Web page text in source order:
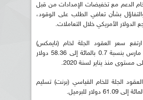
الدعم مع تخفيضات الإمدادات من قبل
بشأن تعافي الطلب على الوقود،
الدولار الأمريكي خلال التعاملات.
سعر العقود الجلة لخام (نايمكس)
الأمريكي تسليم مارس بنسبة 0.7 بالمائة إلى 58.36 دولار
مستوى منذ يناير لسنة 2020.
الجلة للخام القياسي (برنت) تسليم